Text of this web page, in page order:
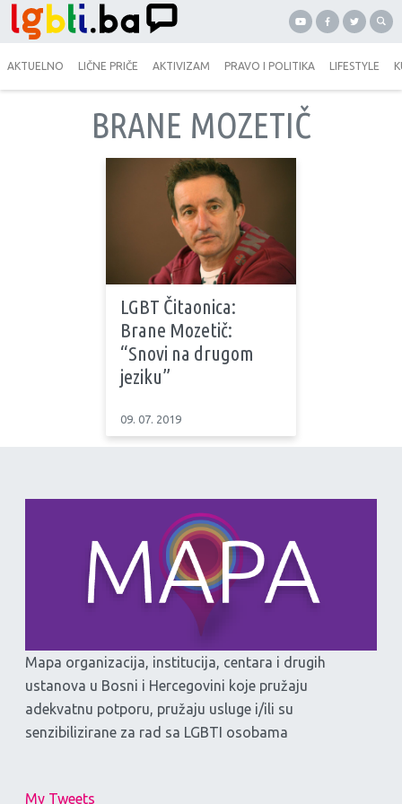
AKTUELNO LIČNE PRIČE AKTIVIZAM PRAVO I POLITIKA LIFESTYLE
BRANE MOZETIČ
LGBT Čitaonica:
Brane Mozetič:
“Snovi na drugom
jeziku”
09. 07. 2019
Mapa organizacija, institucija, centara i drugih
ustanova u Bosni i Hercegovini koje pružaju
adekvatnu potporu, pružaju usluge i/ili su
senzibilizirane za rad sa LGBTI osobama
My Tweets